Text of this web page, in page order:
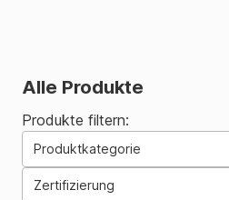
Alle Produkte
Produkte filtern:
Produktkategorie
Zertifizierung